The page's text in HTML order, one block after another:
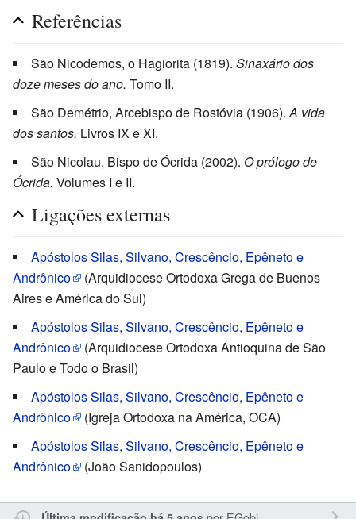
Referências
São Nicodemos, o Hagiorita (1819). Sinaxário dos
doze meses do ano. Tomo II.
São Demétrio, Arcebispo de Rostóvia (1906).A vida
dos santos. Livros IX e XI.
São Nicolau, Bispo de Ócrida (2002). O prólogo de
Ócrida. Volumes I e II.
Ligações externas
Apóstolos Silas, Silvano, Crescêncio, Epêneto e
Andrônico
(Arquidiocese Ortodoxa Grega de Buenos
Aires e América do Sul)
Apóstolos Silas, Silvano, Crescêncio, Epêneto e
Andrônico
(Arquidiocese Ortodoxa Antioquina de São
Paulo e Todo o Brasil)
Apóstolos Silas, Silvano, Crescêncio, Epêneto e
Andrônico
(Igreja Ortodoxa na América, OCA)
Apóstolos Silas, Silvano, Crescêncio, Epêneto e
Andrônico
(João Sanidopoulos)